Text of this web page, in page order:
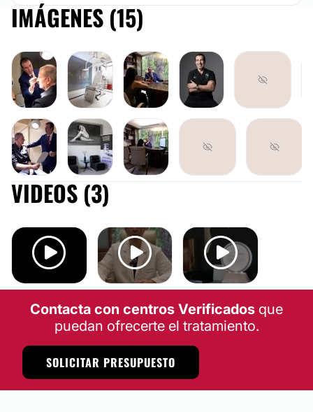
IMÁGENES (15)
VIDEOS (3)
AUMENTO DE BUSTO
Contacta con centros Verificados que
puedan ofrecerte el tratamiento.
SOLICITAR PRESUPUESTO